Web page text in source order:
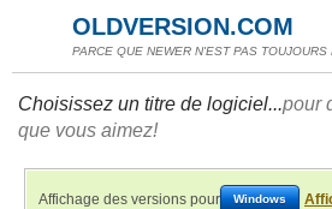
OLDVERSION.COM
PARCE QUE NEWER N'EST PAS TOUJOURS
Choisissez un titre de logiciel...pour
que vous aimez!
Affichage des versions pour Windows